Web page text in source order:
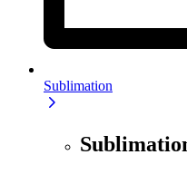
Sublimation